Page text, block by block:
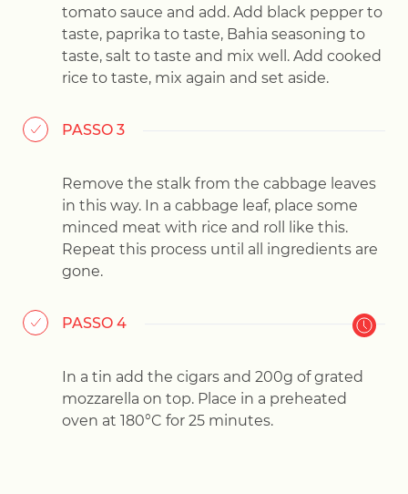
tomato sauce and add. Add black pepper to
taste, paprika to taste, Bahia seasoning to
taste, salt to taste and mix well. Add cooked
rice to taste, mix again and set aside.
PASSO 3
Remove the stalk from the cabbage leaves
in this way. In a cabbage leaf, place some
minced meat with rice and roll like this.
Repeat this process until all ingredients are
gone.
PASSO 4
In a tin add the cigars and 200g of grated
mozzarella on top. Place in a preheated
oven at 180°C for 25 minutes.